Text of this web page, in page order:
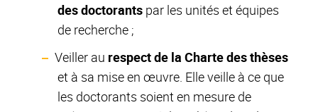
des doctorants par les unités et équipes
de recherche ;
Veiller au respect de la Charte des thèses
et à sa mise en œuvre. Elle veille à ce que
les doctorants soient en mesure de